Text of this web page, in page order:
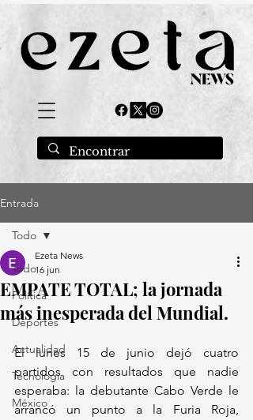
Entrada
Todo
Política
Deportes
Actualidad
Tecnología
México
Todo
EMPATE TOTAL; la jornada
más inesperada del Mundial.
Ezeta News
16 jun
El lunes 15 de junio dejó cuatro
partidos con resultados que nadie
esperaba: la debutante Cabo Verde le
arrancó un punto a la Furia Roja,